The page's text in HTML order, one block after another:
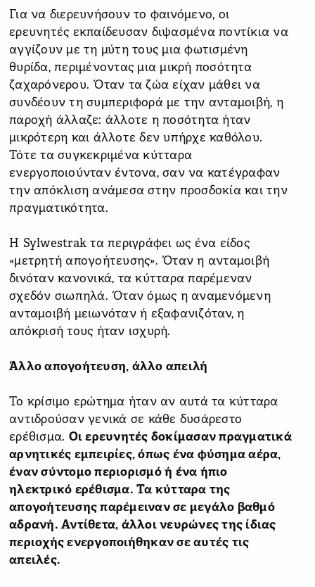
Για να διερευνήσουν το φαινόμενο, οι
ερευνητές εκπαίδευσαν διψασμένα ποντίκια να
αγγίζουν με τη μύτη τους μια φωτισμένη
θυρίδα, περιμένοντας μια μικρή ποσότητα
ζαχαρόνερου. Όταν τα ζώα είχαν μάθει να
συνδέουν τη συμπεριφορά με την ανταμοιβή, η
παροχή άλλαζε: άλλοτε η ποσότητα ήταν
μικρότερη και άλλοτε δεν υπήρχε καθόλου.
Τότε τα συγκεκριμένα κύτταρα
ενεργοποιούνταν έντονα, σαν να κατέγραφαν
την απόκλιση ανάμεσα στην προσδοκία και την
πραγματικότητα.
Η Sylwestrak τα περιγράφει ως ένα είδος
«μετρητή απογοήτευσης». Όταν η ανταμοιβή
δινόταν κανονικά, τα κύτταρα παρέμεναν
σχεδόν σιωπηλά. Όταν όμως η αναμενόμενη
ανταμοιβή μειωνόταν ή εξαφανιζόταν, η
απόκρισή τους ήταν ισχυρή.
Άλλο απογοήτευση, άλλο απειλή
Το κρίσιμο ερώτημα ήταν αν αυτά τα κύτταρα
αντιδρούσαν γενικά σε κάθε δυσάρεστο
ερέθισμα. Οι ερευνητές δοκίμασαν πραγματικά
αρνητικές εμπειρίες, όπως ένα φύσημα αέρα,
έναν σύντομο περιορισμό ή ένα ήπιο
ηλεκτρικό ερέθισμα. Τα κύτταρα της
απογοήτευσης παρέμειναν σε μεγάλο βαθμό
αδρανή. Αντίθετα, άλλοι νευρώνες της ίδιας
περιοχής ενεργοποιήθηκαν σε αυτές τις
απειλές.